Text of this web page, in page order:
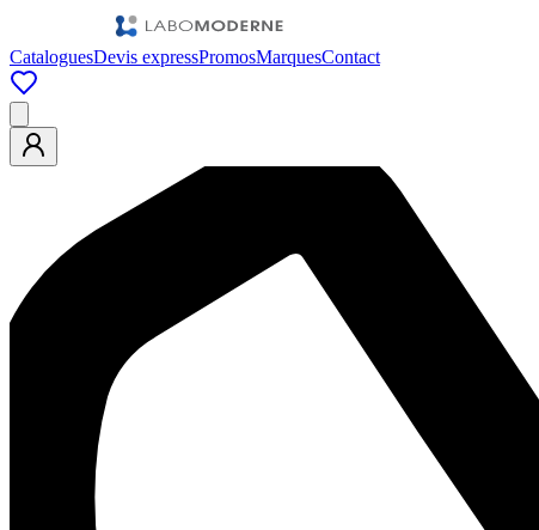
CataloguesDevis expressPromosMarquesContact